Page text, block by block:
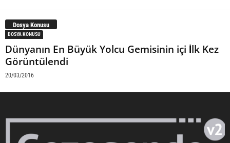
Dosya Konusu
DOSYA KONUSU
Dünyanın En Büyük Yolcu Gemisinin içi İlk Kez
Görüntülendi
20/03/2016